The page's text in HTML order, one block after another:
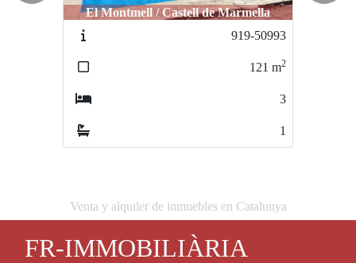
El Montmell / Castell de Marmella
919-50993
121 m2
3
1
Venta y alquiler de inmuebles en Catalunya
FR-IMMOBILIÀRIA